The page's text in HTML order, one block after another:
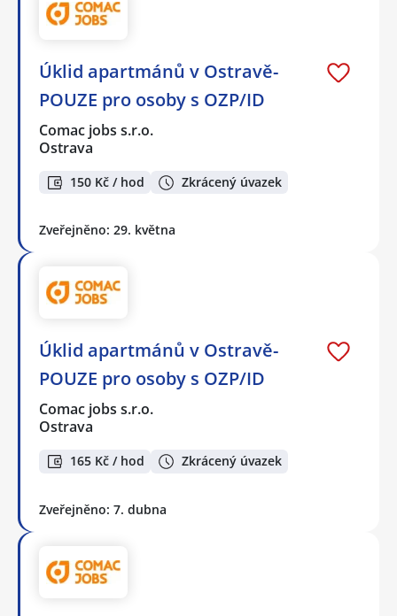
Úklid apartmánů v Ostravě-
POUZE pro osoby s OZP/ID
Comac jobs s.r.o.
Ostrava
150 Kč / hod Zkrácený úvazek
Zveřejněno: 29. května
Úklid apartmánů v Ostravě-
POUZE pro osoby s OZP/ID
Comac jobs s.r.o.
Ostrava
165 Kč / hod Zkrácený úvazek
Zveřejněno: 7. dubna